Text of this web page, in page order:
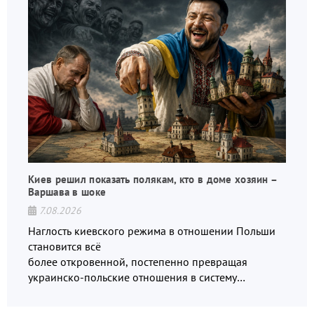
Киев решил показать полякам, кто в доме хозяин –
Варшава в шоке
7.08.2026
Наглость киевского режима в отношении Польши
становится всё
более откровенной, постепенно превращая
украинско-польские отношения в систему